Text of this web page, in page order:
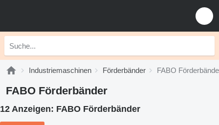
Industriemaschinen Förderbänder FABO
FABO Förderbänder
12 Anzeigen: FABO Förderbänder